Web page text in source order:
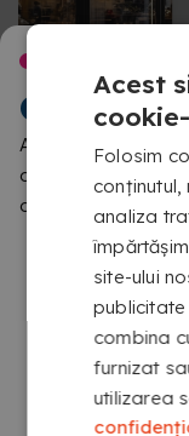
BINE
Am detectat că
aferentă acestui
dorești să vizitezi
UNUL SAU
CE COMUNICI
Poți utiliza același
mesajul sau să
tale. Datorită
cu ușurință
momente fără a fi
Acest
Folosim
conținutul,
analiza
site-ului
combina
furnizat
utilizarea